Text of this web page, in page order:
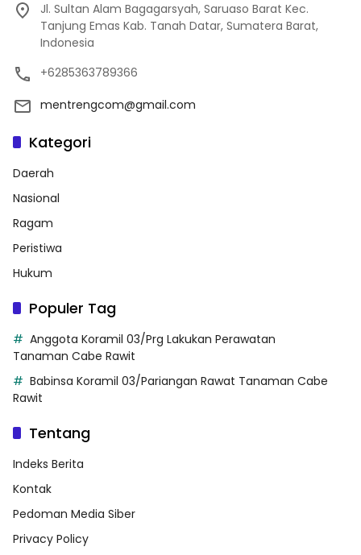
Jl. Sultan Alam Bagagarsyah, Saruaso Barat Kec.
Tanjung Emas Kab. Tanah Datar, Sumatera Barat,
Indonesia
+6285363789366
mentrengcom@gmail.com
Kategori
Daerah
Nasional
Ragam
Peristiwa
Hukum
Populer Tag
Anggota Koramil 03/Prg Lakukan Perawatan
Tanaman Cabe Rawit
Babinsa Koramil 03/Pariangan Rawat Tanaman Cabe
Rawit
Tentang
Indeks Berita
Kontak
Pedoman Media Siber
Privacy Policy